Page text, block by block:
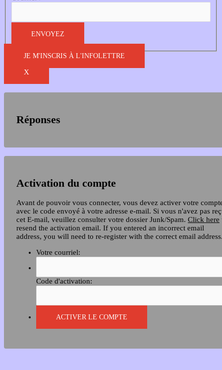
JE M'INSCRIS À L'INFOLETTRE
X
Réponses
Activation du compte
Avant de pouvoir vous connecter, vous devez activer votre
avec le code envoyé à votre adresse e-mail. Si vous n'avez pas
cet E-mail, veuillez consulter votre dossier Junk/Spam. Click here
resend the activation email. If you entered an incorrect email
address, you will need to re-register with the correct email
Votre courriel:
Code d'activation: